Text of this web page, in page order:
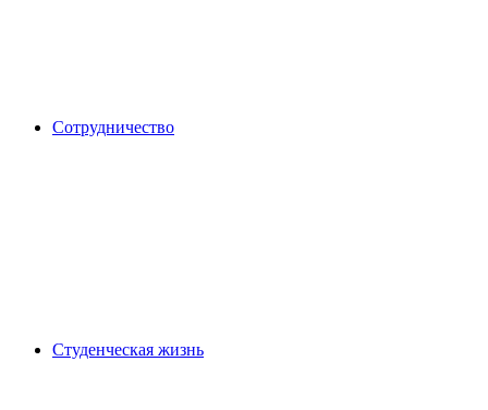
Сотрудничество
Студенческая жизнь